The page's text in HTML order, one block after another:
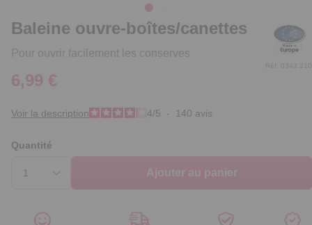
Baleine ouvre-boîtes/canettes
Pour ouvrir facilement les conserves
Réf. 0343.210
6,99 €
Voir la description 4/5 - 140 avis
Quantité
Ajouter au panier